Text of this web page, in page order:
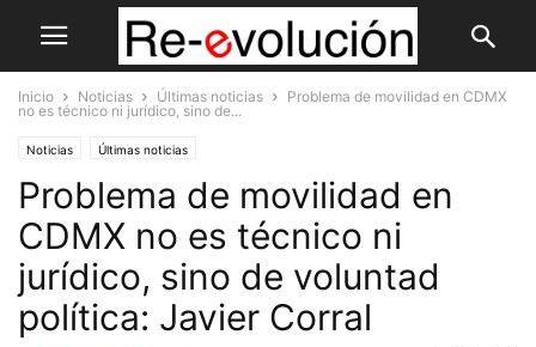
Inicio Noticias Últimas noticias
Problema de movilidad en CDMX
no es técnico ni jurídico, sino de...
Noticias Últimas noticias
Problema de movilidad en
CDMX no es técnico ni
jurídico, sino de voluntad
política: Javier Corral